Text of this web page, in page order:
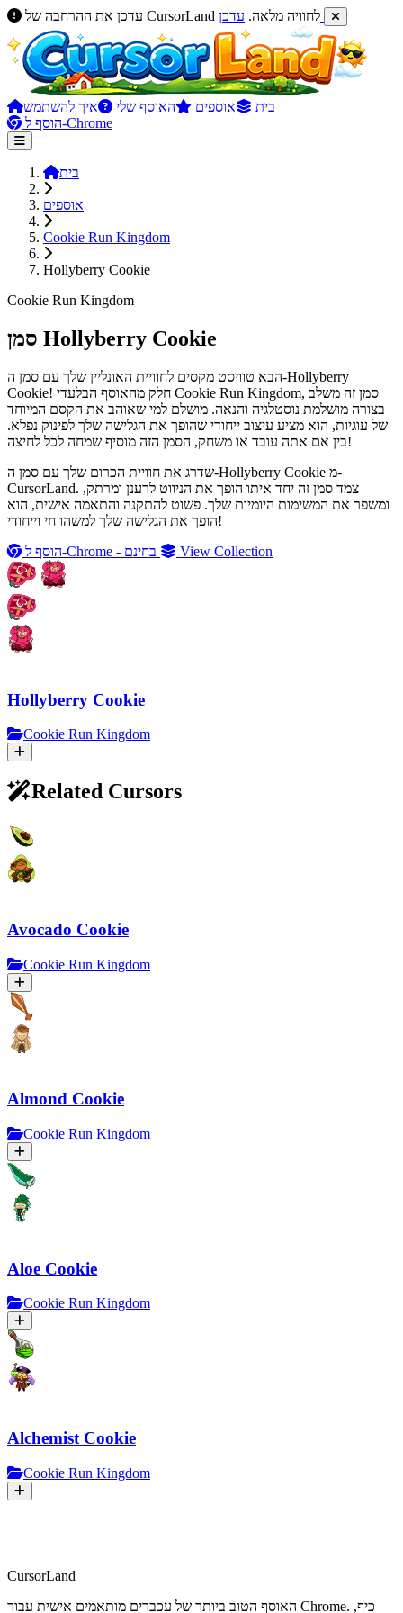
עדכן את ההרחבה של CursorLand לחוויה מלאה.
בית אוספים האוסף שלי
איך להשתמש
הוסף ל-Chrome
בית
אוספים
Cookie Run Kingdom
Hollyberry Cookie
Cookie Run Kingdom
סמן Hollyberry Cookie
הבא טוויסט מקסים לחוויית האונליין שלך עם סמן ה-Hollyberry
Cookie! חלק מהאוסף הבלעדי Cookie Run Kingdom, סמן זה משלב
בצורה מושלמת נוסטלגיה והנאה. מושלם למי שאוהב את הקסם המיוחד
של עוגיות, הוא מציע עיצוב ייחודי שהופך את הגלישה שלך לפינוק נפלא.
בין אם אתה עובד או משחק, הסמן הזה מוסיף שמחה לכל לחיצה!
שדרג את חוויית הכרום שלך עם סמן ה-Hollyberry Cookie מ-
CursorLand. צמד סמן זה יחד איתו הופך את הניווט לרענן ומרתק,
ומשפר את המשימות היומיות שלך. פשוט להתקנה והתאמה אישית, הוא
הופך את הגלישה שלך למשהו חי וייחודי!
View Collection
Hollyberry Cookie
Cookie Run Kingdom
Related Cursors
Avocado Cookie
Cookie Run Kingdom
Almond Cookie
Cookie Run Kingdom
Aloe Cookie
Cookie Run Kingdom
Alchemist Cookie
Cookie Run Kingdom
CursorLand
האוסף הטוב ביותר של עכברים מותאמים אישית עבור Chrome. כיף,